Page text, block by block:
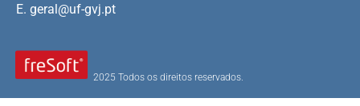
2025 Todos os direitos reservados.
E. geral@uf-gvj.pt